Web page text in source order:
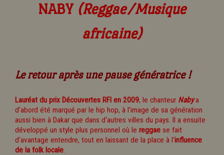
NABY (Reggae/Musique
africaine)
Le retour après une pause génératrice !
Lauréat du prix Découvertes RFI en 2009, le chanteur Nabya
d'abord été marqué par le hip hop, à l'image de sa génération
aussi bien à Dakar que dans d'autres villes du pays. Il a ensuite
développé un style plus personnel où le reggae se fait
d'avantage entendre, tout en laissant de la place à l'influence
de la folk locale.